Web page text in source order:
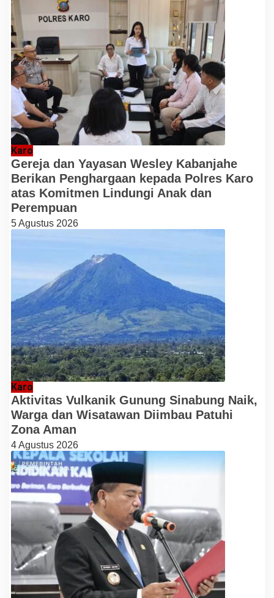
Karo
Gereja dan Yayasan Wesley Kabanjahe
Berikan Penghargaan kepada Polres Karo
atas Komitmen Lindungi Anak dan
Perempuan
5 Agustus 2026
Karo
Aktivitas Vulkanik Gunung Sinabung Naik,
Warga dan Wisatawan Diimbau Patuhi
Zona Aman
4 Agustus 2026